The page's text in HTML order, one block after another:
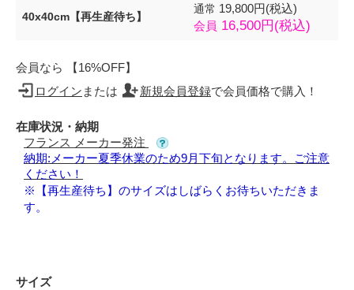
40x40cm【再生産待ち】
通常 19,800円(税込)
会員 16,500円(税込)
会員なら 【16%OFF】
ログイン または 新規会員登録で会員価格で購入！
在庫状況・納期
フランス メーカー発注
納期:メーカー夏季休業のため9月下旬となります。ご注意
ください！
※【再生産待ち】のサイズはしばらくお待ちいただきま
す。
サイズ